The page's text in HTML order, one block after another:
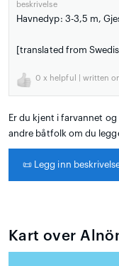
beskrivelse
Havnedyp: 3-3,5 m,
[translated from
0 x helpful | written
Er du kjent i farvannet
andre båtfolk om du
📜 Legg inn
Kart over